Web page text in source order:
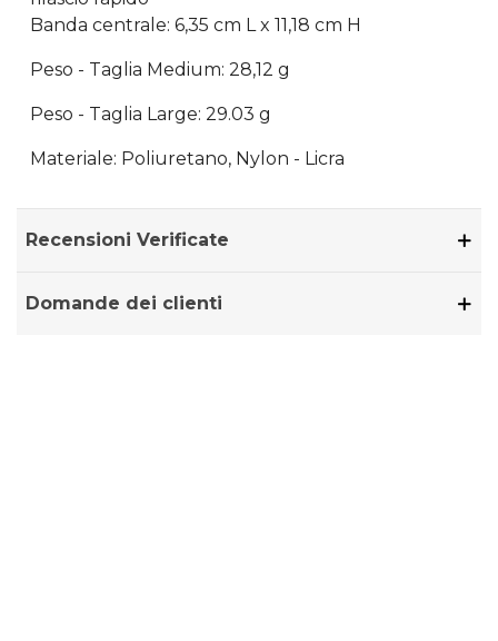
Banda centrale: 6,35 cm L x 11,18 cm H
Peso - Taglia Medium: 28,12 g
Peso - Taglia Large: 29.03 g
Materiale: Poliuretano, Nylon - Licra
Recensioni Verificate
Domande dei clienti